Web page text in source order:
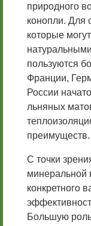
природного
конопли. Для
которые
пользуются
Франции,
России
льняных
преимуществ.
С точки
минеральной
конкретного
Большую роль